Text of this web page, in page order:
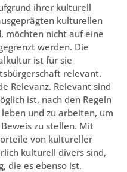
ihrer kulturell
kulturellen
möchten nicht auf eine
werden. Die
ist für sie
relevant.
Relevanz. Relevant sind
ist, nach den Regeln
und zu arbeiten, um
zu stellen. Mit
von kultureller
kulturell divers sind,
die es ebenso ist.